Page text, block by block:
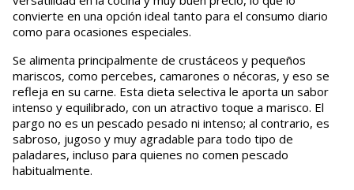
convierte en una opción ideal tanto para el consumo diario
como para ocasiones especiales.
Se alimenta principalmente de crustáceos y pequeños
mariscos, como percebes, camarones o nécoras, y eso se
refleja en su carne. Esta dieta selectiva le aporta un sabor
intenso y equilibrado, con un atractivo toque a marisco. El
pargo no es un pescado pesado ni intenso; al contrario, es
sabroso, jugoso y muy agradable para todo tipo de
paladares, incluso para quienes no comen pescado
habitualmente.